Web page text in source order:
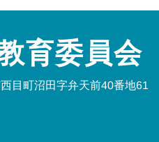
育委員会
目町沼田字弁天前40番地61